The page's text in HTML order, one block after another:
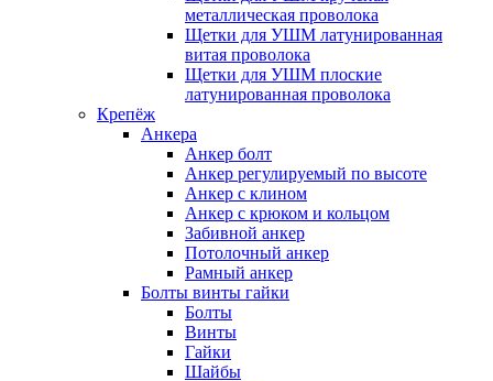
металлическая проволока
Щетки для УШМ латунированная
витая проволока
Щетки для УШМ плоские
латунированная проволока
Крепёж
Анкера
Анкер болт
Анкер регулируемый по высоте
Анкер с клином
Анкер с крюком и кольцом
Забивной анкер
Потолочный анкер
Рамный анкер
Болты винты гайки
Болты
Винты
Гайки
Шайбы